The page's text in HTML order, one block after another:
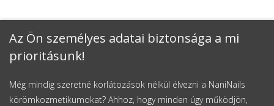
Az Ön személyes adatai biztonsága a mi
prioritásunk!
Még mindig szeretné korlátozások nélkül élvezni a NaniNails
körömkozmetikumokat? Ahhoz, hogy minden úgy működjön,